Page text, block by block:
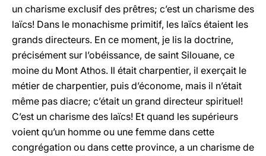
un charisme exclusif des prêtres; c’est un charisme des
laïcs! Dans le monachisme primitif, les laïcs étaient les
grands directeurs. En ce moment, je lis la doctrine,
précisément sur l’obéissance, de saint Silouane, ce
moine du Mont Athos. Il était charpentier, il exerçait le
métier de charpentier, puis d’économe, mais il n’était
même pas diacre; c’était un grand directeur spirituel!
C’est un charisme des laïcs! Et quand les supérieurs
voient qu’un homme ou une femme dans cette
congrégation ou dans cette province, a un charisme de